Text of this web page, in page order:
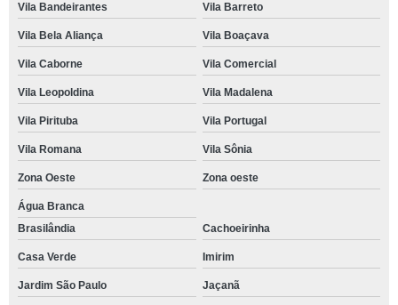
Vila Bandeirantes Vila Barreto
Vila Bela Aliança Vila Boaçava
Vila Caborne Vila Comercial
Vila Leopoldina Vila Madalena
Vila Pirituba Vila Portugal
Vila Romana Vila Sônia
Zona Oeste Zona oeste
Água Branca
Brasilândia
Cachoeirinha
Casa Verde Imirim
Jardim São Paulo Jaçanã